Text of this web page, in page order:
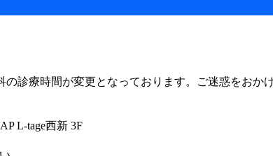
の診療時間が変更となっております。ご迷惑をおか
L-tage西新 3F